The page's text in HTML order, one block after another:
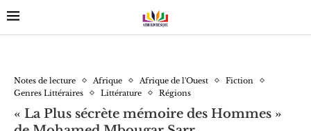
Notes de lecture Afrique Afrique de l'Ouest
Fiction
Genres Littéraires
Littérature Régions
« La Plus sécrète mémoire des Hommes »